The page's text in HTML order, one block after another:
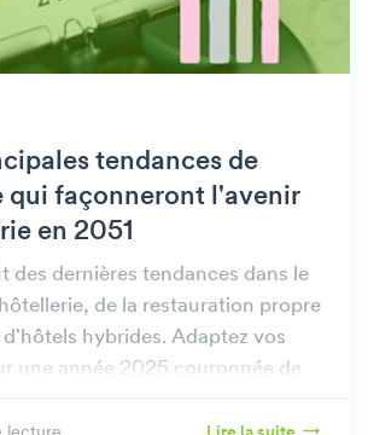
tendances de
qui façonneront l'avenir
en 2051
des dernières tendances dans le
de la restauration propre
hybrides. Adaptez vos
une année 2025 couronnée de